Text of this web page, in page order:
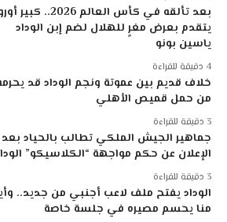
بعد تألقه في كأس العالم 2026.. كبير أوروبا
يتقدم بعرض مغرٍ للهلال لضم إبن الوداد
ياسين بونو
خلاف قديم بين عموتة ونجم الوداد قد يحرمه
من حمل قميص الأهلي
جماهير الجيش الملكي تطالب بالحياد بعد
الإعلان عن حكم مواجهة “الكلاسيكو” الوداد
الوداد يفتح ملف لاعب أجنبي من جديد.. وأيت
منا يحسم مصيره في جلسة خاصة